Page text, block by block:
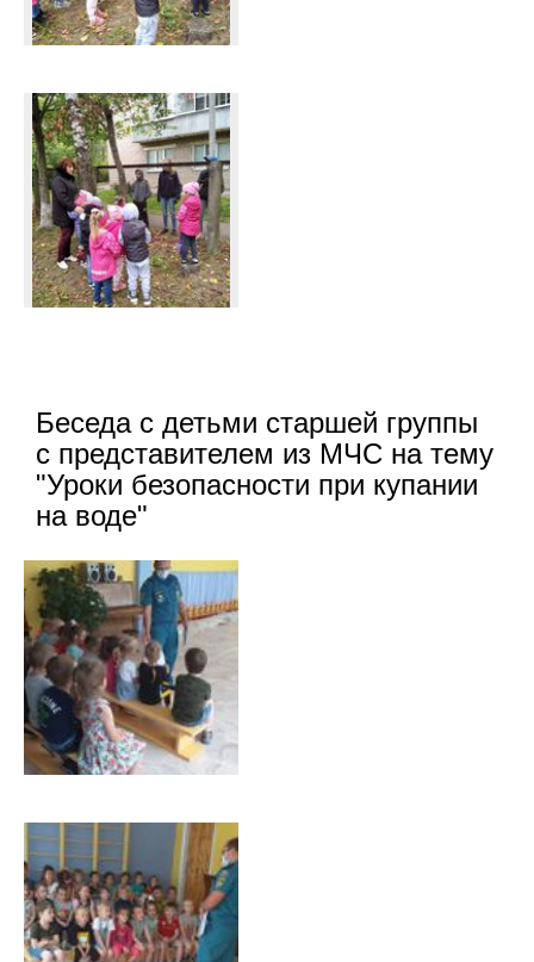
Беседа с детьми старшей группы
с представителем из МЧС на тему
"Уроки безопасности при купании
на воде"